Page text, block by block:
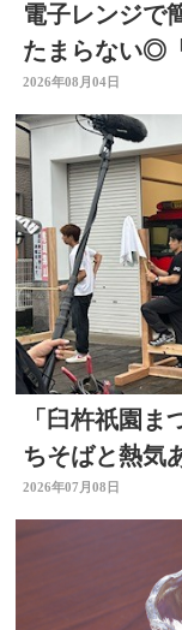
電子レンジで
たまらない◎
キッチン別府
2026年08月04日
「臼杵祇園
ちそばと熱気
2026年07月08日